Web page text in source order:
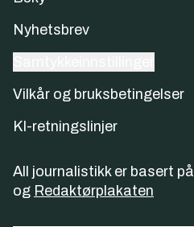
Nyhetsbrev
Vilkår og bruksbetingelser
KI-retningslinjer
All journalistikk er basert på
og Redaktørplakaten